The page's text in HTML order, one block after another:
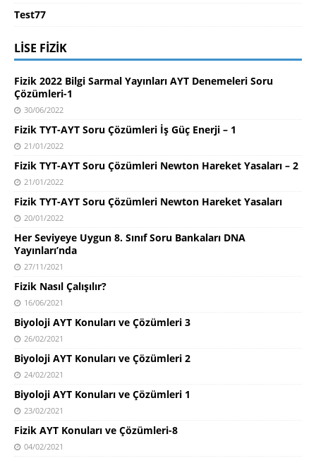
Test77
LISE FIZIK
Fizik 2022 Bilgi Sarmal Yayınları AYT Denemeleri Soru
Çözümleri-1
30/06/2022
Fizik TYT-AYT Soru Çözümleri İş Güç Enerji – 1
21/01/2022
Fizik TYT-AYT Soru Çözümleri Newton Hareket Yasaları – 2
21/01/2022
Fizik TYT-AYT Soru Çözümleri Newton Hareket Yasaları
20/01/2022
Her Seviyeye Uygun 8. Sınıf Soru Bankaları DNA
Yayınları’nda
27/11/2021
Fizik Nasıl Çalışılır?
16/06/2021
Biyoloji AYT Konuları ve Çözümleri 3
26/02/2021
Biyoloji AYT Konuları ve Çözümleri 2
24/02/2021
Biyoloji AYT Konuları ve Çözümleri 1
23/02/2021
Fizik AYT Konuları ve Çözümleri-8
04/02/2021